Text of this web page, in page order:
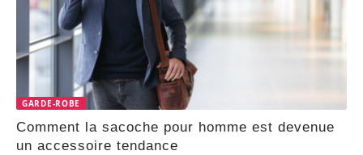
GARDE-ROBE
Comment la sacoche pour homme est devenue
un accessoire tendance